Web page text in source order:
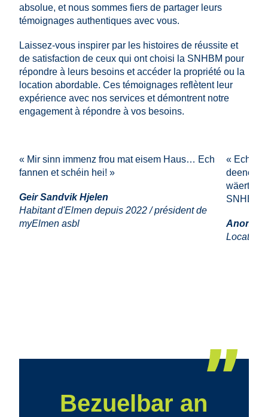
absolue, et nous sommes fiers de partager leurs
témoignages authentiques avec vous.
Laissez-vous inspirer par les histoires de réussite et
de satisfaction de ceux qui ont choisi la SNHBM pour
répondre à leurs besoins et accéder la propriété ou la
location abordable. Ces témoignages reflètent leur
expérience avec nos services et démontrent notre
engagement à répondre à vos besoins.
« Mir sinn immenz frou mat eisem Haus… Ech
fannen et schéin hei! »
Geir Sandvik Hjelen
Habitant d'Elmen depuis 2022 / président de
myElmen asbl
« Ech si
deenen
Locataire
Bezuelbar an